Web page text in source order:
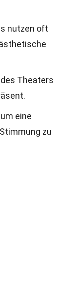
nutzen oft
Theaters
eine
zu